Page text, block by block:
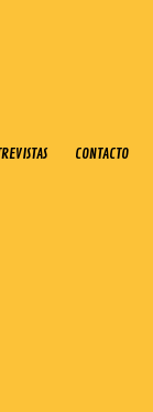
CONTACTO